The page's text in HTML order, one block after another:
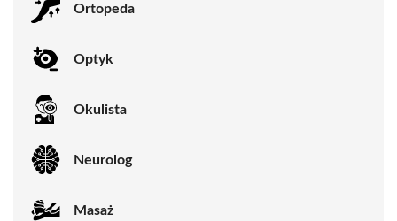
Ortopeda
Optyk
Okulista
Neurolog
Masaż